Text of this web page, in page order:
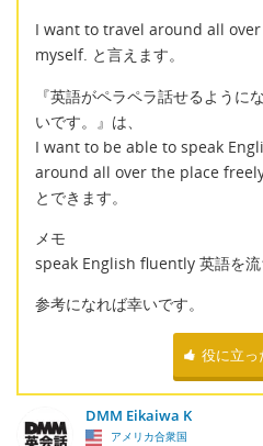
I want to travel around all
myself. と言えます。
『英語がペラペラ話せるように
いです。』は、
I want to be able to speak
around all over the place
とできます。
メモ
speak English fluently 英語を流
参考になれば幸いです。
役に立っ
DMM Eikaiwa K
アメリカ合衆国